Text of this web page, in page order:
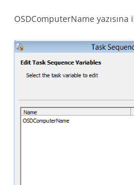
OSDComputerName yazısına